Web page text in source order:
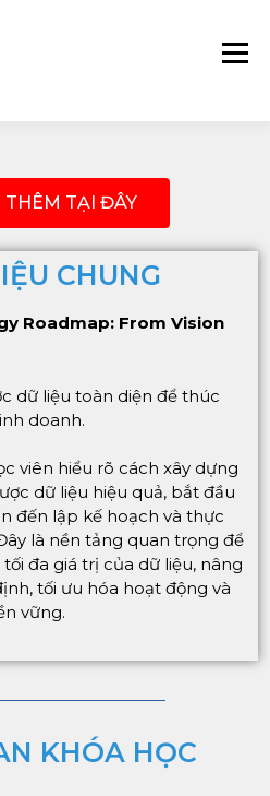
liệu & AI chuyên sâu cho ngành ngân
hàng – bảo hiểm – chứng khoán và
THÊM TẠI ĐÂY
CHUNG
Roadmap: From Vision
dữ liệu toàn diện để thúc
doanh.
viên hiểu rõ cách xây dựng
dữ liệu hiệu quả, bắt đầu
đến lập kế hoạch và thực
là nền tảng quan trọng để
đa giá trị của dữ liệu, nâng
tối ưu hóa hoạt động và
vững.
KHÓA HỌC